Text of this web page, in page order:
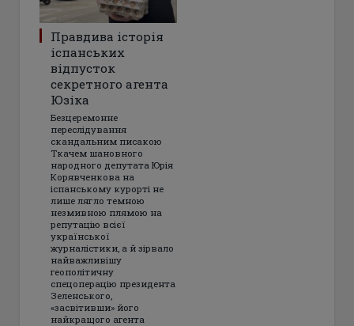
Правдива історія
іспанських
відпусток
секретного агента
Юзіка
Безцеремонне
переслідування
скандальним писакою
Ткачем шановного
народного депутата Юрія
Корявченкова на
іспанському курорті не
лише лягло темною
незмивною плямою на
репутацію всієї
української
журналістики, а й зірвало
найважливішу
геополітичну
спецоперацію президента
Зеленського,
«засвітивши» його
найкращого агента